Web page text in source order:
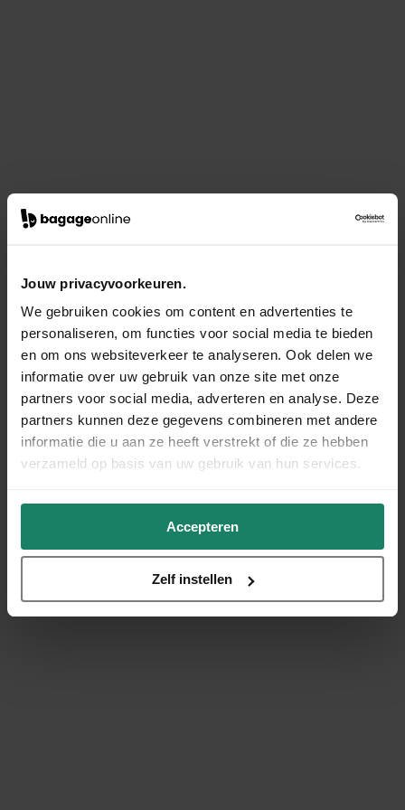
Jouw privacyvoorkeuren.
We gebruiken cookies om content en advertenties te
personaliseren, om functies voor social media te bieden
en om ons websiteverkeer te analyseren. Ook delen we
informatie over uw gebruik van onze site met onze
partners voor social media, adverteren en analyse. Deze
partners kunnen deze gegevens combineren met andere
informatie die u aan ze heeft verstrekt of die ze hebben
verzameld op basis van uw gebruik van hun services.
Accepteren
Zelf instellen